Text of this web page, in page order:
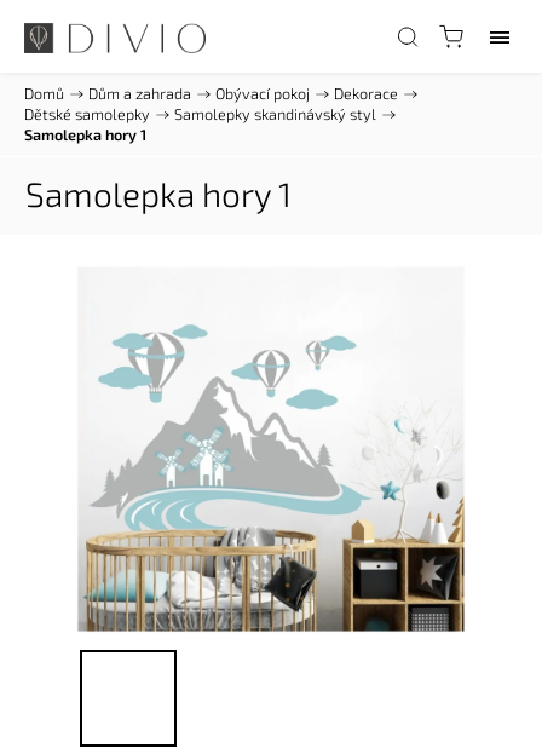
Domů / Dům a zahrada / Obývací pokoj / Dekorace /
Dětské samolepky / Samolepky skandinávský styl /
Samolepka hory 1
Samolepka hory 1